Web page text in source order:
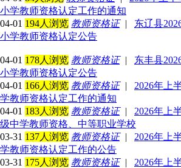
小学教师资格认定工作的通知
04-01 194人浏览 教师资格证|
东辽县
小学教师资格认定公告
04-01 178人浏览 教师资格证|
东丰县
小学教师资格认定公告
04-01 166人浏览 教师资格证|
2026年上
学教师资格认定工作的通知
04-01 183人浏览 教师资格证|
2026年上
级中学教师资格、中等职业学校
03-31 137人浏览 教师资格证|
2026年上
学教师资格认定工作的公告
03-31 175人浏览 教师资格证|
2026年上